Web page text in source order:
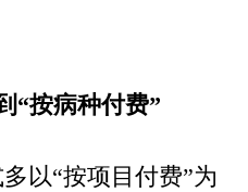
“按病种付费”
以“按项目付费”为